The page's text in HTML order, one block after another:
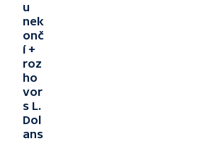
u
nek
onč
í +
roz
ho
vor
s L.
Dol
ans